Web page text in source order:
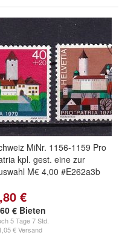
MiNr. 1156-1159 Pro
kpl. gest. eine zur
M€ 4,00 #E262a3b
€
€ Bieten
5 Tage 7 Std.
€ Versand